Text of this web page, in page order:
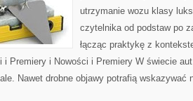
utrzymanie wozu klasy
czytelnika od podstaw po
łącząc praktykę z
i Premiery i Nowości i Premiery W świecie
Nawet drobne objawy potrafią wskazywać